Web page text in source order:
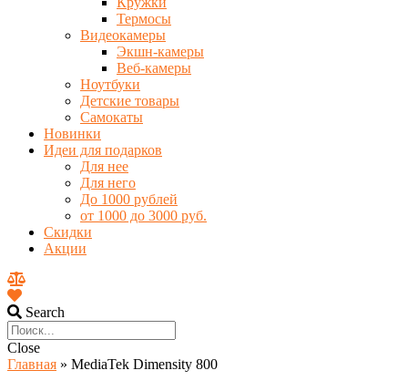
Термосы
Видеокамеры
Экшн-камеры
Веб-камеры
Ноутбуки
Детские товары
Самокаты
Новинки
Идеи для подарков
Для нее
Для него
До 1000 рублей
от 1000 до 3000 руб.
Скидки
Акции
Search
Close
Главная » MediaTek Dimensity 800